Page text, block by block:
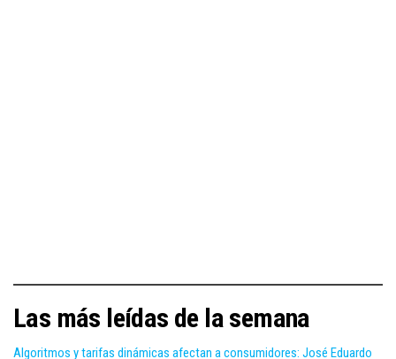
Las más leídas de la semana
Algoritmos y tarifas dinámicas afectan a consumidores: José Eduardo